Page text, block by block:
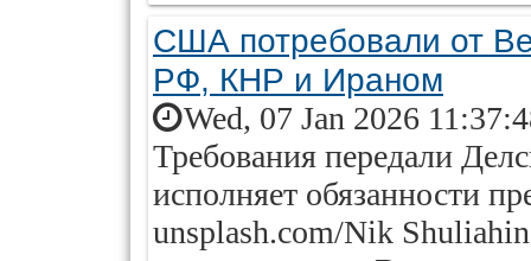
США потребовали от
РФ, КНР и Ираном
Wed, 07 Jan 2026
Требования передали
исполняет обязанности
unsplash.com/Nik